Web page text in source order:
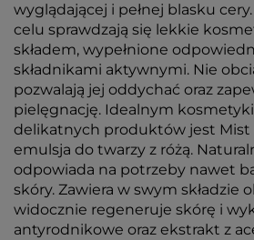
wyglądającej i pełnej blasku
celu sprawdzają się lekkie
składem, wypełnione
składnikami aktywnymi. Nie
pozwalają jej oddychać oraz
pielęgnację. Idealnym
delikatnych produktów jest Mist
emulsja do twarzy z różą.
odpowiada na potrzeby nawet
skóry. Zawiera w swym składzie
widocznie regeneruje skórę i
antyrodnikowe oraz ekstrakt z